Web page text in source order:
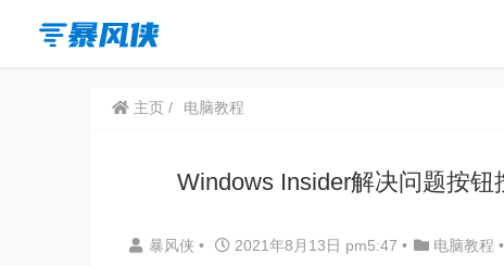
主页 电脑教程
Windows Insider解决问题按钮
暴风侠 • 2021年8月13日 pm5:47 • 电脑教程 •